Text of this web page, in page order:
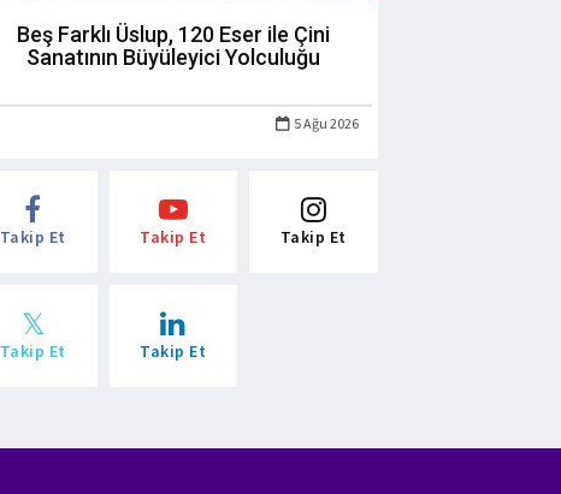
Beş Farklı Üslup, 120 Eser ile Çini
Sanatının Büyüleyici Yolculuğu
5 Ağu 2026
Takip Et Takip Et Takip Et
Takip Et Takip Et